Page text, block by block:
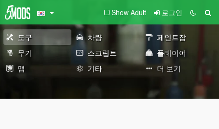
Show Adult 로그인
도구 차량
페인트잡
무기
스크립트
플레이어
맵
기타 더 보기